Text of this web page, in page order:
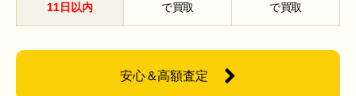
11日以内
で買取
で買取
安心＆高額査定